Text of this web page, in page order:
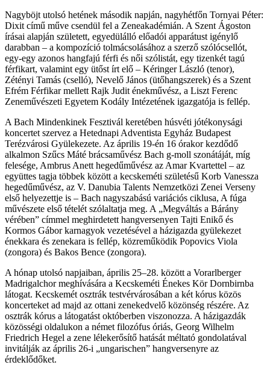
Nagyböjt utolsó hetének második napján, nagyhétfőn Tornyai Péter:
Dixit című műve csendül fel a Zeneakadémián. A Szent Ágoston
írásai alapján született, egyedülálló előadói apparátust igénylő
darabban – a kompozíció tolmácsolásához a szerző szólócsellót,
egy-egy azonos hangfajú férfi és női szólistát, egy tizenkét tagú
férfikart, valamint egy ütőst írt elő – Kéringer László (tenor),
Zétényi Tamás (cselló), Nevelő János (ütőhangszerek) és a Szent
Efrém Férfikar mellett Rajk Judit énekművész, a Liszt Ferenc
Zeneművészeti Egyetem Kodály Intézetének igazgatója is fellép.
A Bach Mindenkinek Fesztivál keretében húsvéti jótékonysági
koncertet szervez a Hetednapi Adventista Egyház Budapest
Terézvárosi Gyülekezete. Az április 19-én 16 órakor kezdődő
alkalmon Szűcs Máté brácsaművész Bach g-moll szonátáját, míg
felesége, Ambrus Anett hegedűművész az Amar Kvartettel – az
együttes tagja többek között a kecskeméti születésű Korb Vanessza
hegedűművész, az V. Danubia Talents Nemzetközi Zenei Verseny
első helyezettje is – Bach nagyszabású variációs ciklusa, A fúga
művészete első tételét szólaltatja meg. A „Megváltás a Bárány
vérében” címmel meghirdetett hangversenyen Tajti Enikő és
Kormos Gábor karnagyok vezetésével a házigazda gyülekezet
énekkara és zenekara is fellép, közreműködik Popovics Viola
(zongora) és Bakos Bence (zongora).
A hónap utolsó napjaiban, április 25–28. között a Vorarlberger
Madrigalchor meghívására a Kecskeméti Énekes Kör Dornbirnba
látogat. Kecskemét osztrák testvérvárosában a két kórus közös
koncerteket ad majd az ottani zenekedvelő közönség részére. Az
osztrák kórus a látogatást októberben viszonozza. A házigazdák
közösségi oldalukon a német filozófus óriás, Georg Wilhelm
Friedrich Hegel a zene lélekerősítő hatását méltató gondolatával
invitálják az április 26-i „ungarischen” hangversenyre az
érdeklődőket.